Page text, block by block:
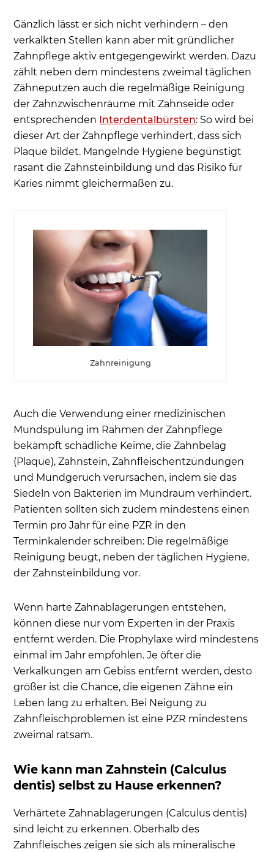
Gänzlich lässt er sich nicht verhindern – den
verkalkten Stellen kann aber mit gründlicher
Zahnpflege aktiv entgegengewirkt werden. Dazu
zählt neben dem mindestens zweimal täglichen
Zähneputzen auch die regelmäßige Reinigung
der Zahnzwischenräume mit Zahnseide oder
entsprechenden Interdentalbürsten: So wird bei
dieser Art der Zahnpflege verhindert, dass sich
Plaque bildet. Mangelnde Hygiene begünstigt
rasant die Zahnsteinbildung und das Risiko für
Karies nimmt gleichermaßen zu.
Zahnreinigung
Auch die Verwendung einer medizinischen
Mundspülung im Rahmen der Zahnpflege
bekämpft schädliche Keime, die Zahnbelag
(Plaque), Zahnstein, Zahnfleischentzündungen
und Mundgeruch verursachen, indem sie das
Siedeln von Bakterien im Mundraum verhindert.
Patienten sollten sich zudem mindestens einen
Termin pro Jahr für eine PZR in den
Terminkalender schreiben: Die regelmäßige
Reinigung beugt, neben der täglichen Hygiene,
der Zahnsteinbildung vor.
Wenn harte Zahnablagerungen entstehen,
können diese nur vom Experten in der Praxis
entfernt werden. Die Prophylaxe wird mindestens
einmal im Jahr empfohlen. Je öfter die
Verkalkungen am Gebiss entfernt werden, desto
größer ist die Chance, die eigenen Zähne ein
Leben lang zu erhalten. Bei Neigung zu
Zahnfleischproblemen ist eine PZR mindestens
zweimal ratsam.
Wie kann man Zahnstein (Calculus
dentis) selbst zu Hause erkennen?
Verhärtete Zahnablagerungen (Calculus dentis)
sind leicht zu erkennen. Oberhalb des
Zahnfleisches zeigen sie sich als mineralische